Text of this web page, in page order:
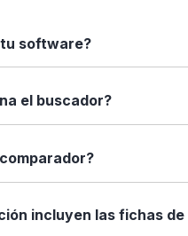
tu software?
es una plataforma
datos reales, fichas
el buscador?
el nombre del
necesidades.
que te interesan y
forma rápida cuál se
incluyen las fichas